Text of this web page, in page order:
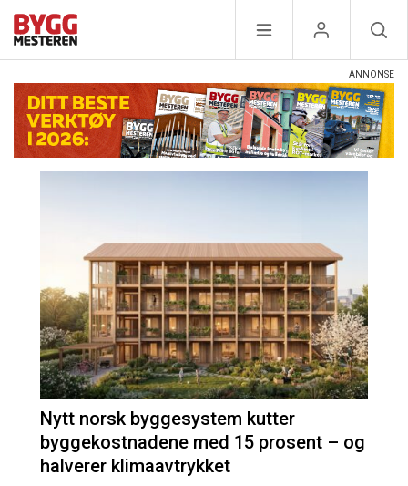
Nytt norsk byggesystem kutter
byggekostnadene med 15 prosent – og
halverer klimaavtrykket